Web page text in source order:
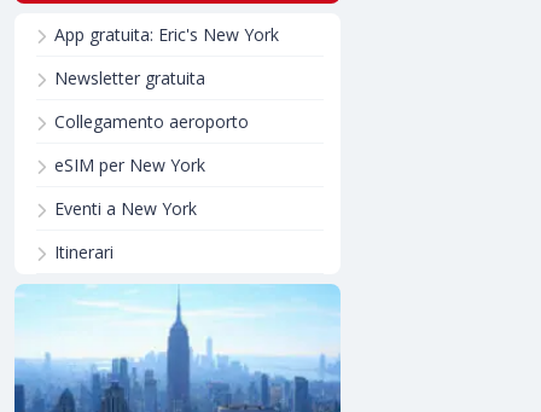
App gratuita: Eric's New York
Newsletter gratuita
Collegamento aeroporto
eSIM per New York
Eventi a New York
Itinerari